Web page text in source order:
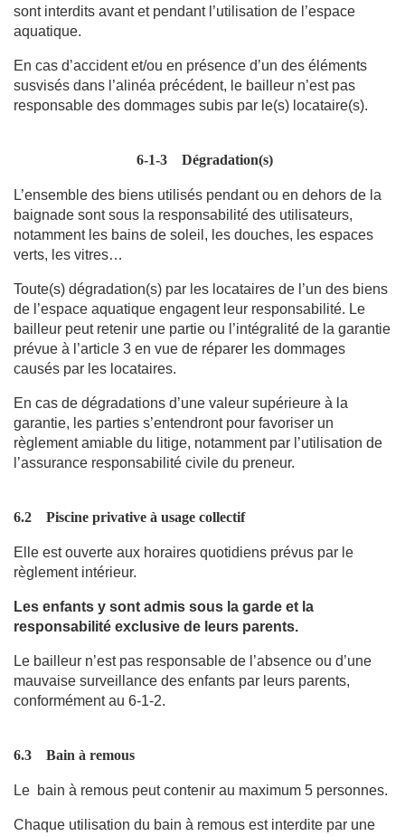
sont interdits avant et pendant l’utilisation de l’espace
aquatique.
En cas d’accident et/ou en présence d’un des éléments
susvisés dans l’alinéa précédent, le bailleur n’est pas
responsable des dommages subis par le(s) locataire(s).
6-1-3 Dégradation(s)
L’ensemble des biens utilisés pendant ou en dehors de la
baignade sont sous la responsabilité des utilisateurs,
notamment les bains de soleil, les douches, les espaces
verts, les vitres…
Toute(s) dégradation(s) par les locataires de l’un des biens
de l’espace aquatique engagent leur responsabilité. Le
bailleur peut retenir une partie ou l’intégralité de la garantie
prévue à l’article 3 en vue de réparer les dommages
causés par les locataires.
En cas de dégradations d’une valeur supérieure à la
garantie, les parties s’entendront pour favoriser un
règlement amiable du litige, notamment par l’utilisation de
l’assurance responsabilité civile du preneur.
6.2 Piscine privative à usage collectif
Elle est ouverte aux horaires quotidiens prévus par le
règlement intérieur.
Les enfants y sont admis sous la garde et la
responsabilité exclusive de leurs parents.
Le bailleur n’est pas responsable de l’absence ou d’une
mauvaise surveillance des enfants par leurs parents,
conformément au 6-1-2.
6.3 Bain à remous
Le bain à remous peut contenir au maximum 5 personnes.
Chaque utilisation du bain à remous est interdite par une